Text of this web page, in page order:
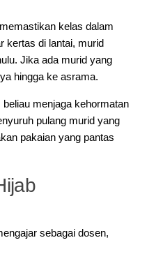
kelas dalam
kertas di lantai, murid
Jika ada murid yang
hingga ke asrama.
menjaga kehormatan
pulang murid yang
pakaian yang pantas
sebagai dosen,